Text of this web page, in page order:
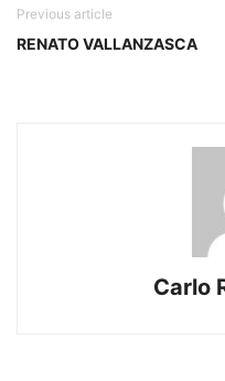
Previous article
RENATO VALLANZASCA
Carlo